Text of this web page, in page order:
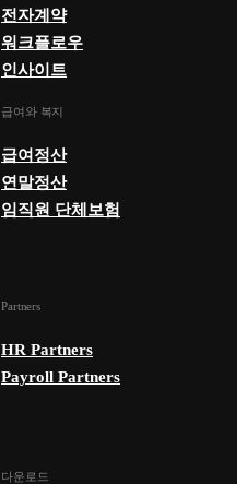
전자계약
워크플로우
인사이트
급여와 복지
급여정산
연말정산
임직원 단체보험
Partners
HR Partners
Payroll Partners
다운로드